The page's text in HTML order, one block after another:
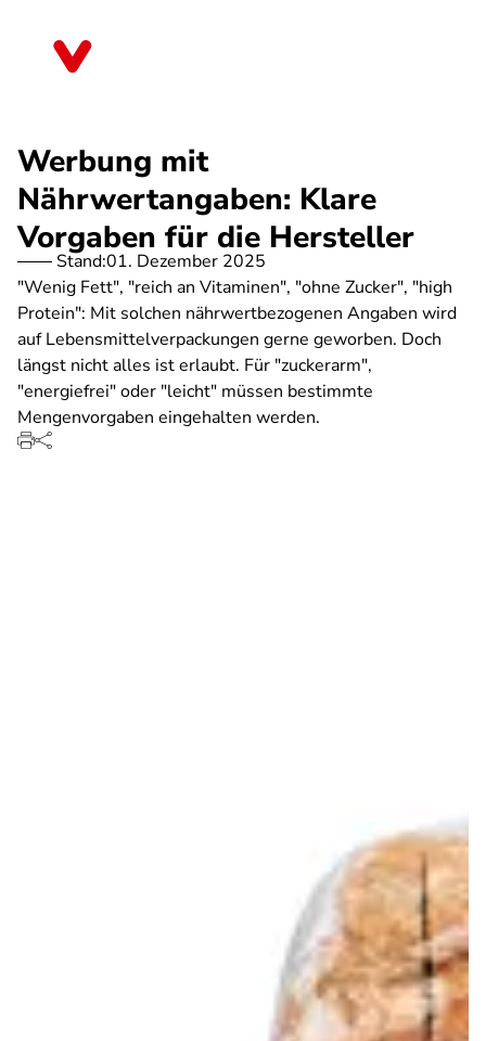
Werbung mit
Nährwertangaben: Klare
Vorgaben für die Hersteller
Stand:01. Dezember 2025
"Wenig Fett", "reich an Vitaminen", "ohne Zucker", "high
Protein": Mit solchen nährwertbezogenen Angaben wird
auf Lebensmittelverpackungen gerne geworben. Doch
längst nicht alles ist erlaubt. Für "zuckerarm",
"energiefrei" oder "leicht" müssen bestimmte
Mengenvorgaben eingehalten werden.